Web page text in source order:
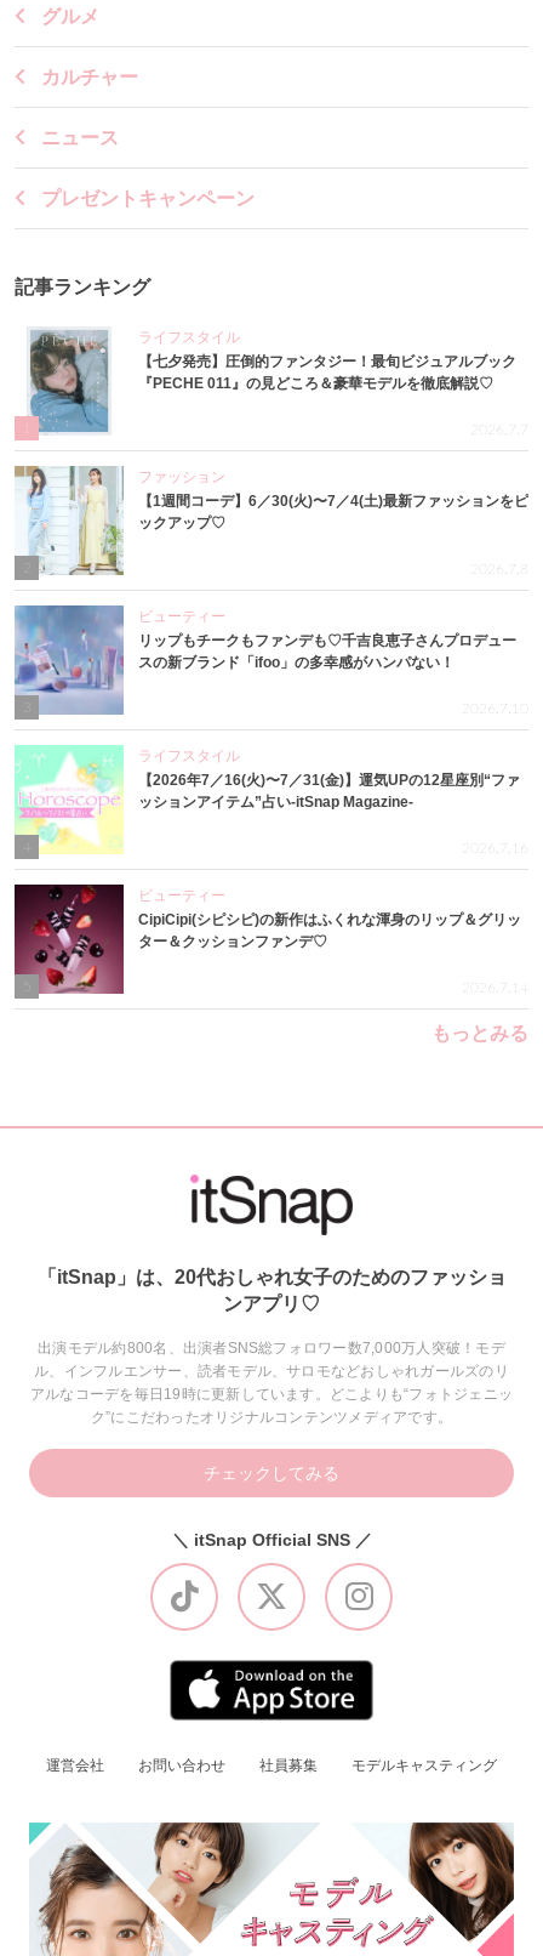
グルメ
カルチャー
ニュース
プレゼントキャンペーン
記事ランキング
ライフスタイル
【七夕発売】圧倒的ファンタジー！最旬ビジュアルブック
『PECHE 011』の見どころ＆豪華モデルを徹底解説♡
2026.7.7
2
ファッション
【1週間コーデ】6／30(火)〜7／4(土)最新ファッションをピ
ックアップ♡
2026.7.8
3
ビューティー
リップもチークもファンデも♡千吉良恵子さんプロデュー
スの新ブランド「ifoo」の多幸感がハンパない！
2026.7.10
ライフスタイル
【2026年7／16(火)〜7／31(金)】運気UPの12星座別“ファ
ッションアイテム”占い-itSnap Magazine-
2026.7.16
ビューティー
CipiCipi(シピシピ)の新作はふくれな渾身のリップ＆グリッ
ター＆クッションファンデ♡
2026.7.14
もっとみる
「itSnap」は、20代おしゃれ女子のためのファッショ
ンアプリ♡
出演モデル約800名、出演者SNS総フォロワー数7,000万人突破！モデ
ル、インフルエンサー、読者モデル、サロモなどおしゃれガールズのリ
アルなコーデを毎日19時に更新しています。どこよりも“フォトジェニッ
ク”にこだわったオリジナルコンテンツメディアです。
チェックしてみる
＼ itSnap Official SNS ／
運営会社 お問い合わせ 社員募集 モデルキャスティング